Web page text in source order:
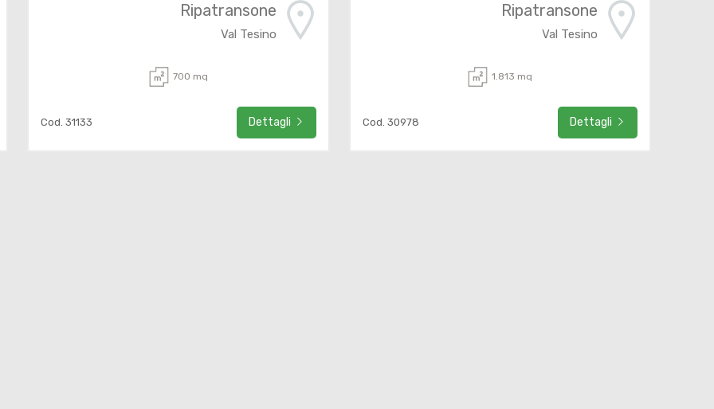
Ripatransone
Val Tesino
700 mq
Cod. 31133 Dettagli
Ripatransone
Val Tesino
1.813 mq
Cod. 30978 Dettagli